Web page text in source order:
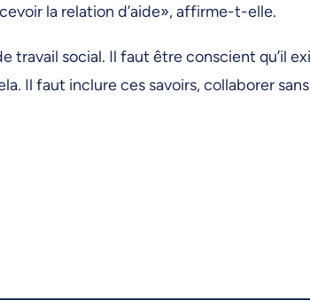
la relation d’aide», affirme-t-elle.
travail social. Il faut être conscient qu’il
Il faut inclure ces savoirs, collaborer